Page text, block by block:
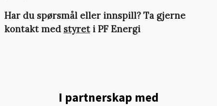
Har du spørsmål eller innspill? Ta gjerne
kontakt med styreti PF Energi
I partnerskap med